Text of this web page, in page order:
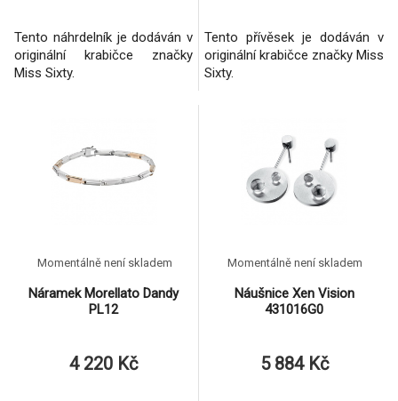
Tento náhrdelník je dodáván v
originální krabičce značky
Miss Sixty.
Tento přívěsek je dodáván v
originální krabičce značky Miss
Sixty.
Náramek Morellato Dandy
PL12
Momentálně není skladem
4 220 Kč
Náušnice Xen Vision
431016G0
Momentálně není skladem
5 884 Kč